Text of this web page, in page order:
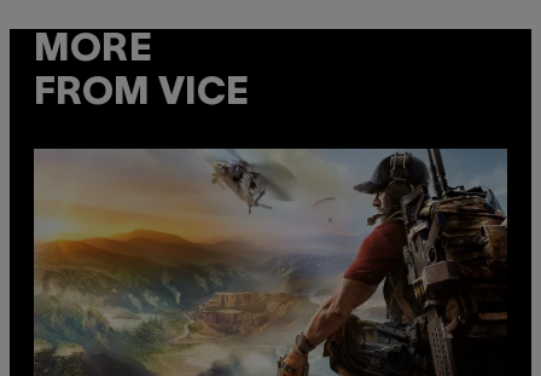
MORE
FROM VICE